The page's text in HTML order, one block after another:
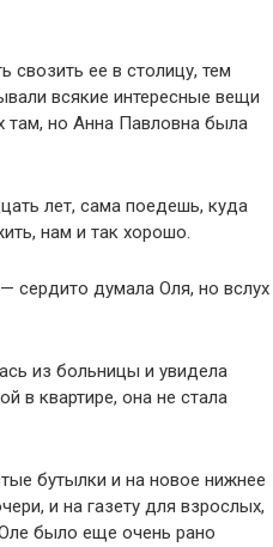
свозить ее в столицу, тем
всякие интересные вещи
но Анна Павловна была
лет, сама поедешь, куда
нам и так хорошо.
сердито думала Оля, но вслух
из больницы и увидела
в квартире, она не стала
бутылки и на новое нижнее
и на газету для взрослых,
было еще очень рано